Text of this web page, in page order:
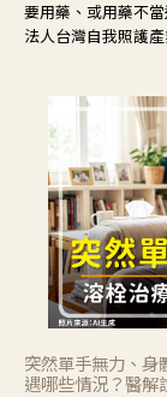
要用藥、或用藥不
法人台灣自我照護
突然單手無力、身
遇哪些情況？醫解